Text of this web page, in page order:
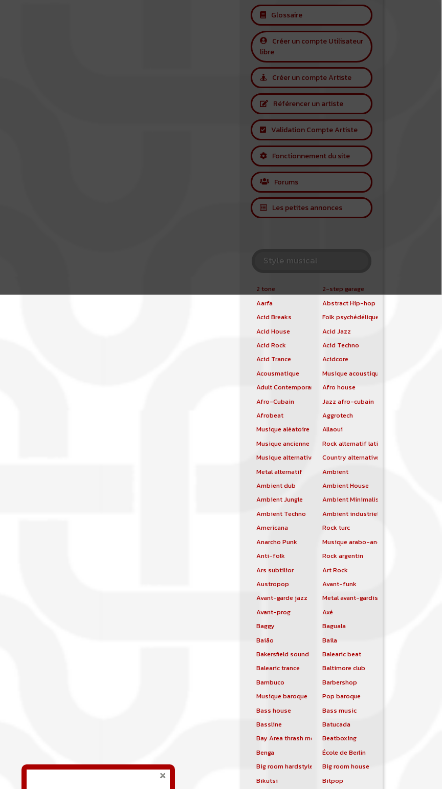
Glossaire
Créer un compte Utilisateur
libre
Créer un compte Artiste
Référencer un artiste
Validation Compte Artiste
Fonctionnement du site
Forums
Les petites annonces
Style musical
2 tone
2-step garage
Aarfa
Abstract Hip-hop
Acid Breaks
Folk psychédélique
Acid House
Acid Jazz
Acid Rock
Acid Techno
Acid Trance
Acidcore
Acousmatique
Musique acoustique
Adult Contemporary
Afro house
Afro-Cubain
Jazz afro-cubain
Afrobeat
Aggrotech
Musique aléatoire
Allaoui
Musique ancienne
Rock alternatif latino
Musique alternative
Country alternative
Metal alternatif
Ambient
Ambient dub
Ambient House
Ambient Jungle
Ambient Minimalist
Ambient Techno
Ambient industriel
Americana
Rock turc
Anarcho Punk
Musique arabo-andalouse
Anti-folk
Rock argentin
Ars subtilior
Art Rock
Austropop
Avant-funk
Avant-garde jazz
Metal avant-gardiste
Avant-prog
Axé
Baggy
Baguala
Baião
Baila
Bakersfield sound
Balearic beat
Balearic trance
Baltimore club
Bambuco
Barbershop
Musique baroque
Pop baroque
Bass house
Bass music
Bassline
Batucada
Bay Area thrash metal Beatboxing
Benga
École de Berlin
Big room hardstyle
Big room house
Bikutsi
Bitpop